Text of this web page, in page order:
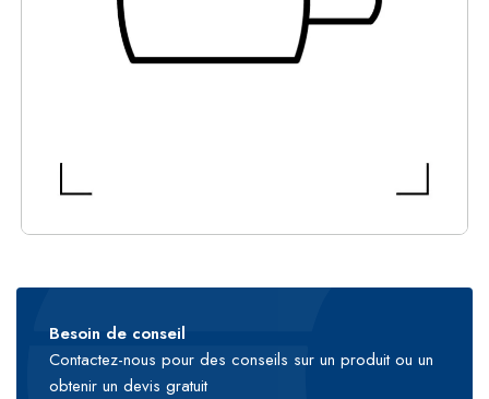
Besoin de conseil
Contactez-nous pour des conseils sur un produit ou un
obtenir un devis gratuit